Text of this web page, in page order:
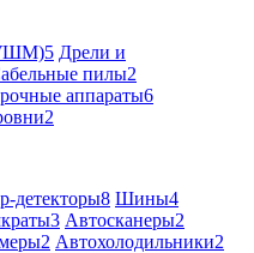
5 Дрели и
пилы2
аппараты6
2
детекторы8 Шины4
3 Автосканеры2
2 Автохолодильники2